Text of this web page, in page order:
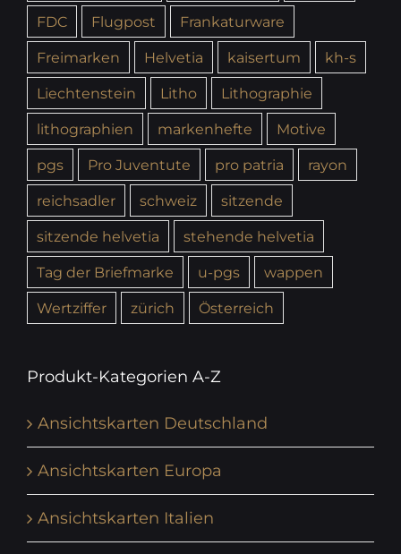
FDC
Flugpost
Frankaturware
Freimarken
Helvetia kaisertum
kh-s
Liechtenstein
Litho
Lithographie
lithographien
markenhefte
Motive
pgs
Pro Juventute pro patria
rayon
reichsadler
schweiz
sitzende
sitzende helvetia
stehende helvetia
Tag der Briefmarke
u-pgs
wappen
Wertziffer
zürich Österreich
Produkt-Kategorien A-Z
Ansichtskarten Deutschland
Ansichtskarten Europa
Ansichtskarten Italien